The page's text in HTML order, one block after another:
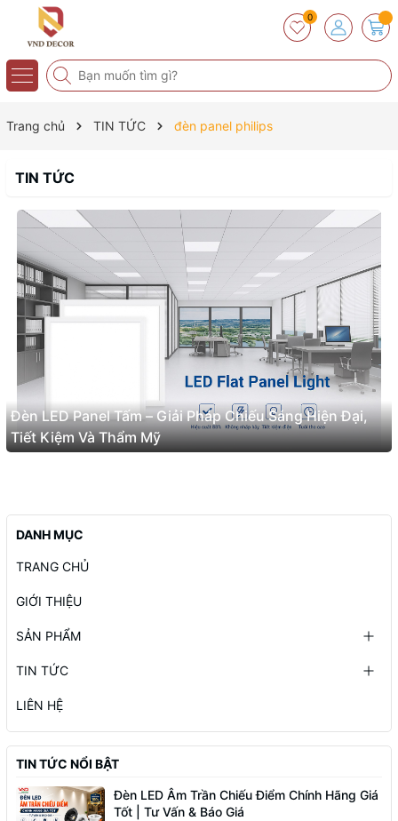
0
Trang chủ TIN TỨC đèn panel philips
TIN TỨC
Đèn LED Panel Tấm – Giải Pháp Chiếu Sáng Hiện Đại,
Tiết Kiệm Và Thẩm Mỹ
DANH MỤC
TRANG CHỦ
GIỚI THIỆU
SẢN PHẨM
TIN TỨC
LIÊN HỆ
TIN TỨC NỔI BẬT
Đèn LED Âm Trần Chiếu Điểm Chính Hãng Giá
Tốt | Tư Vấn & Báo Giá